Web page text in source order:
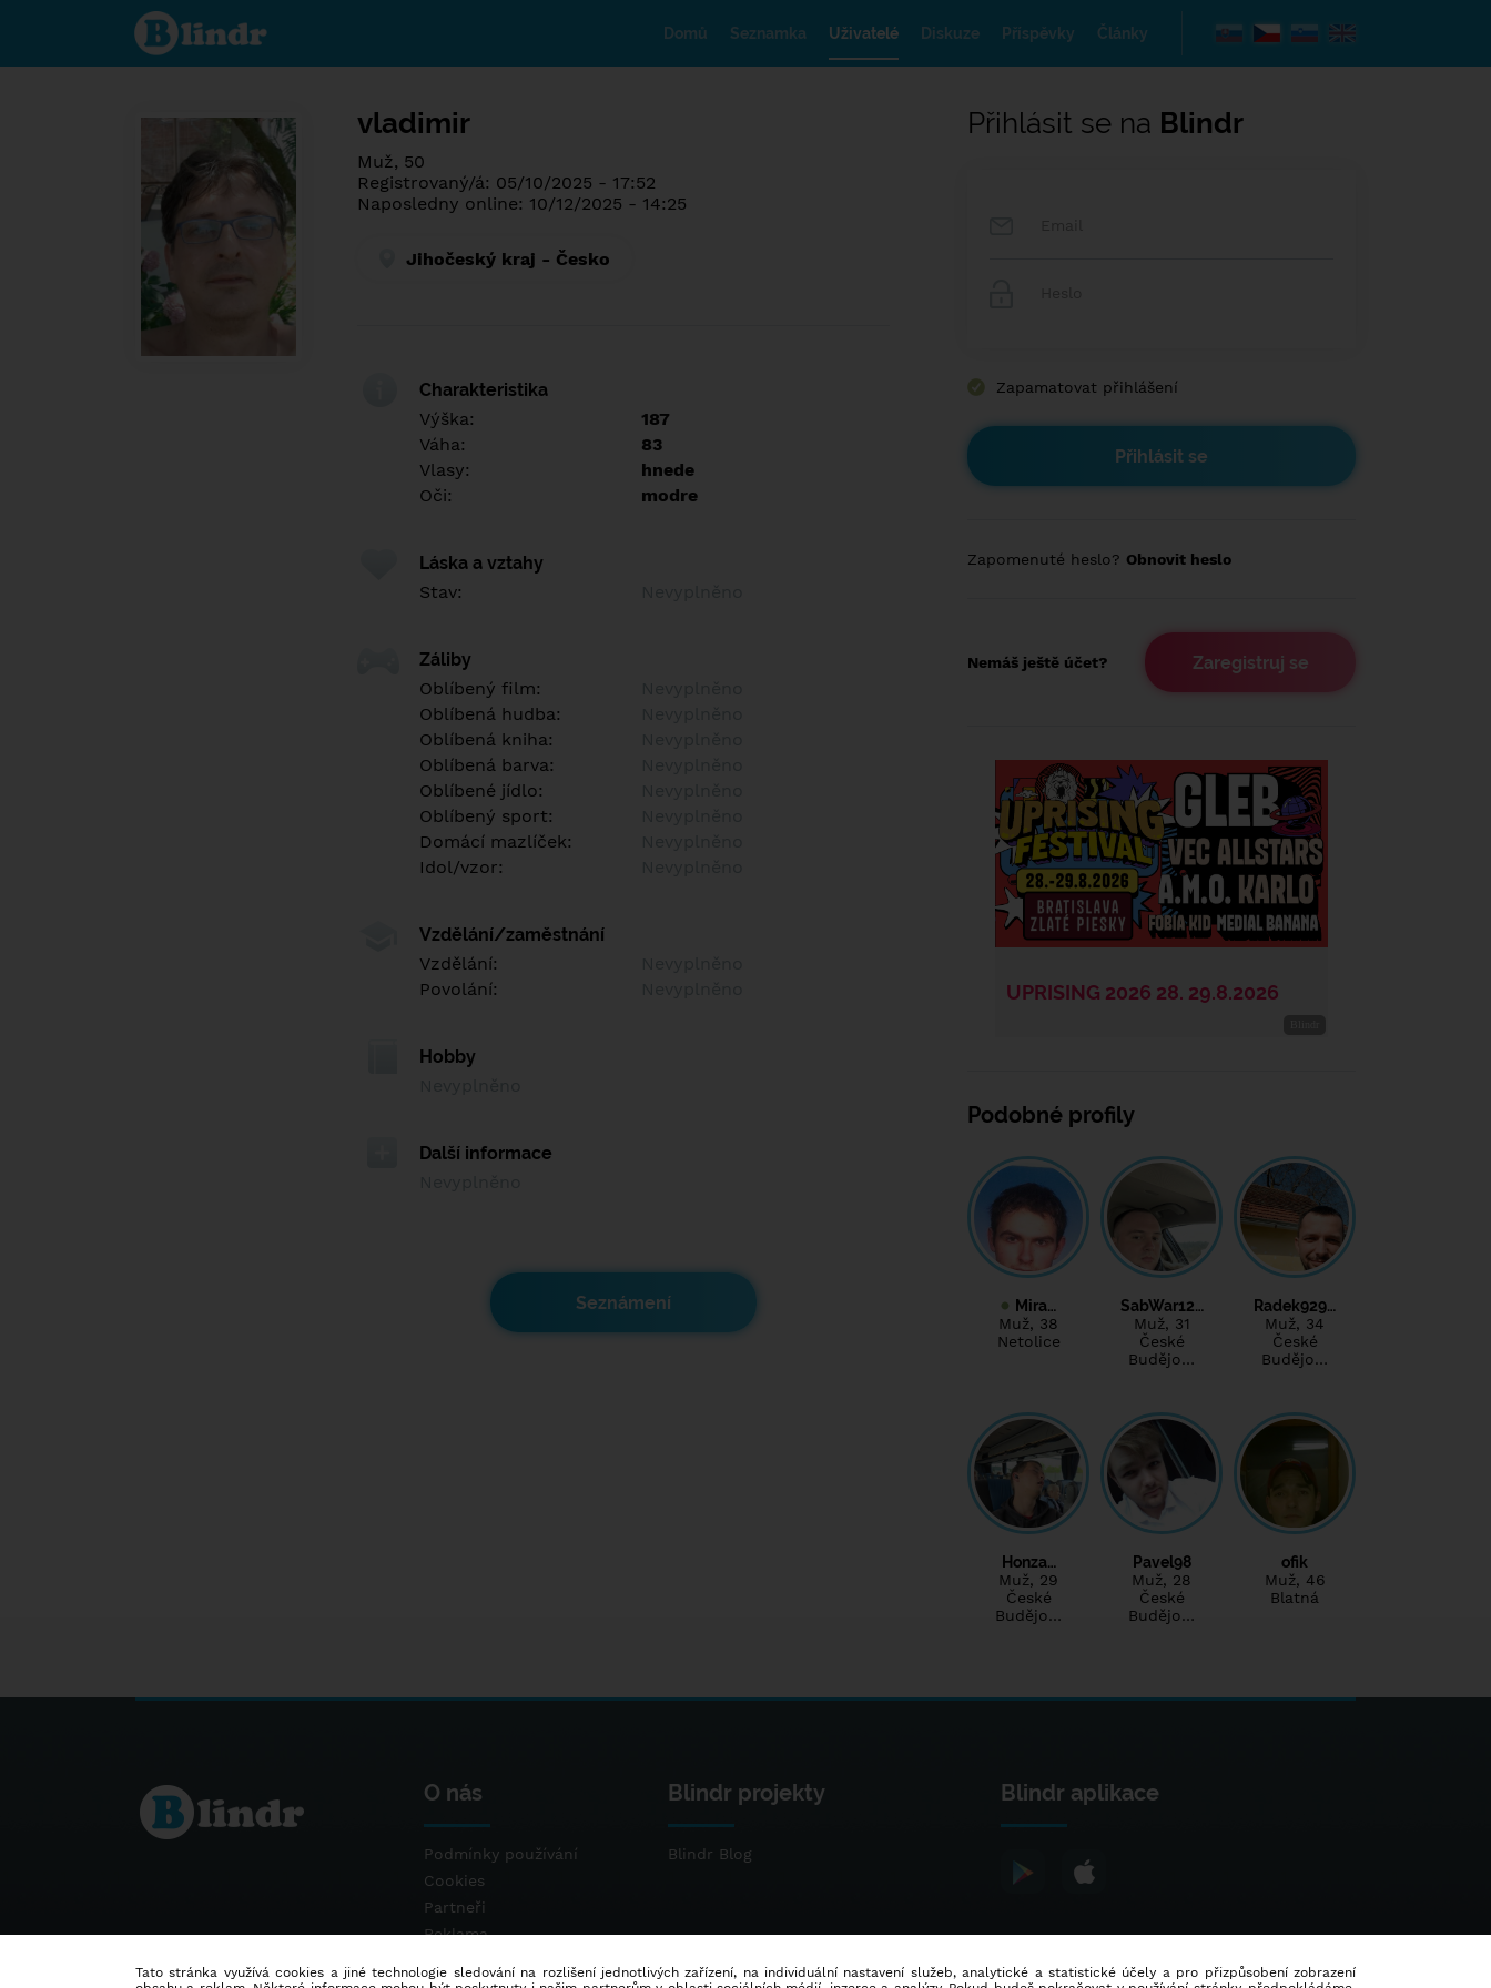
Poznej co je
pod maskou.
Seznamovací
Domů Seznamka Uživatelé Diskuze Příspěvky Články
vladimir
Muž, 50
Registrovaný/á: 05/10/2025 - 17:52
Naposledny online: 10/12/2025 - 14:25
Jihočeský kraj - Česko
Charakteristika
Výška:
187
Váha:
83
Vlasy:
hnede
Oči:
modre
Láska a vztahy
Stav:
Záliby
Oblíbený film:
Oblíbená hudba:
Oblíbená kniha:
Oblíbená barva:
Oblíbené jídlo:
Oblíbený sport:
Domácí mazlíček:
Idol/vzor:
Vzdělání/zaměstnání
Vzdělání:
Povolání:
Hobby
Další informace
Seznámení
Přihlásit se na Blindr
Zapamatovat přihlášení
Zapomenuté heslo? Obnovit heslo
Nemáš ještě účet? Zaregistruj se
Podobné profily
Mira…
Muž, 38
Netolice
SabWar12…
Muž, 31
České
Budějo…
Radek929…
Muž, 34
České
Budějo…
Honza…
Muž, 29
České
Budějo…
Pavel98
Muž, 28
České
Budějo…
ofik
Muž, 46
Blatná
O nás
Podmínky používání
Cookies
Partneři
Reklama
Blindr projekty
Blindr Blog
Blindr aplikace
Tato stránka využívá cookies a jiné technologie sledování na rozlišení jednotlivých zařízení, na individuální nastavení služeb, analytické a statistické účely a pro přizpůsobení zobrazení